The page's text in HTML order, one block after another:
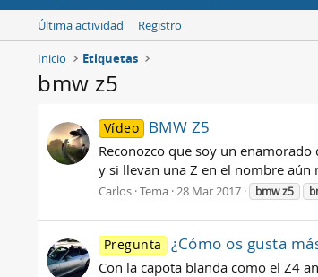
Última actividad Registro
Inicio Etiquetas
bmw z5
Vídeo BMW Z5
Reconozco que soy un
y si llevan una Z en el nombre aún
Carlos Tema 28 Mar 2017 bmwz5
Pregunta ¿Cómo os gusta
Con la capota blanda como el Z4